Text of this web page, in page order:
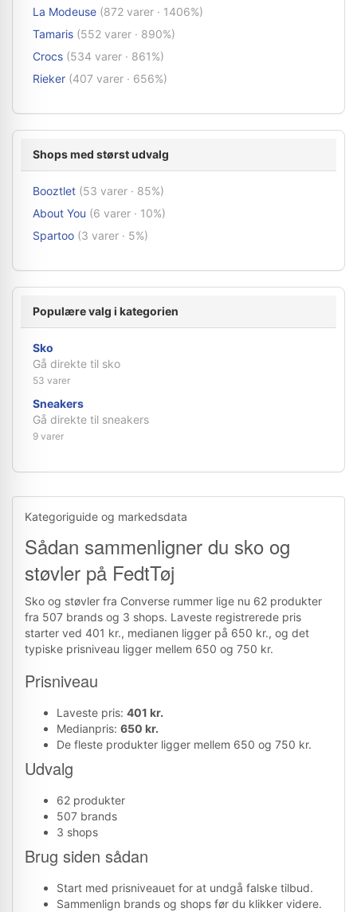
La Modeuse (872 varer · 1406%)
Tamaris (552 varer · 890%)
Crocs (534 varer · 861%)
Rieker (407 varer · 656%)
Shops med størst udvalg
Booztlet (53 varer · 85%)
About You (6 varer · 10%)
Spartoo (3 varer · 5%)
Populære valg i kategorien
Sko
Gå direkte til sko
53 varer
Sneakers
Gå direkte til sneakers
9 varer
Kategoriguide og markedsdata
Sådan sammenligner du sko og
støvler på FedtTøj
Sko og støvler fra Converse rummer lige nu 62 produkter
fra 507 brands og 3 shops. Laveste registrerede pris
starter ved 401 kr., medianen ligger på 650 kr., og det
typiske prisniveau ligger mellem 650 og 750 kr.
Prisniveau
Laveste pris: 401 kr.
Medianpris: 650 kr.
De fleste produkter ligger mellem 650 og 750 kr.
Udvalg
62 produkter
507 brands
3 shops
Brug siden sådan
Start med prisniveauet for at undgå falske tilbud.
Sammenlign brands og shops før du klikker videre.